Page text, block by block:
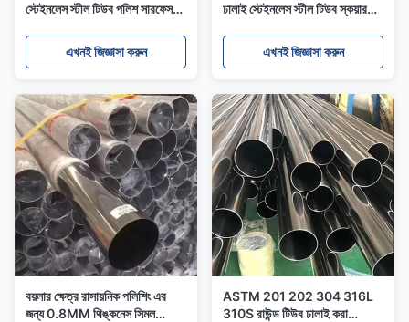
স্টেইনলেস স্টীল টিউব পলিশ সারফেস
এখনই জিজ্ঞাসা করুন
ঢালাই স্টেইনলেস স্টীল টিউব স্কয়ার
এখনই জিজ্ঞাসা করুন
বয়লার ক্ষেত্র রাসায়নিক পলিশিং এর
জন্য 0.8MM থিঙ্কনেস সিমল
ASTM 201 202 304 316L
310S রাউন্ড টিউব ঢালাই করা